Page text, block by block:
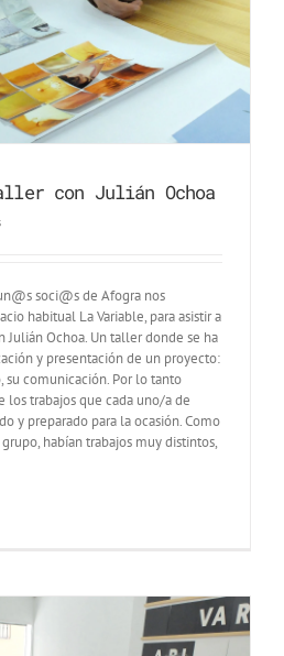
con Julián Ochoa
soci@s de Afogra nos
habitual La Variable, para asistir a
Julián Ochoa. Un taller donde se ha
y presentación de un proyecto:
su comunicación. Por lo tanto
los trabajos que cada uno/a de
y preparado para la ocasión. Como
habían trabajos muy distintos,